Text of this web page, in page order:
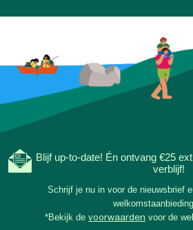
Blijf up-to-date! Én ontvang €25
verblijf!
Schrijf je nu in voor de nieuwsbrief
*Bekijk de voorwaarden voor de